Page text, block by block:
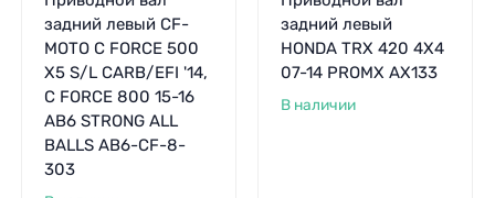
задний левый CF-
MOTO C FORCE 500
X5 S/L CARB/EFI '14,
C FORCE 800 15-16
AB6 STRONG ALL
BALLS AB6-CF-8-
303
задний левый
HONDA TRX 420 4X4
07-14 PROMX AX133
В наличии